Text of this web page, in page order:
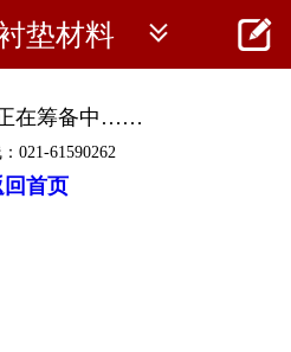
 首页
垫材料  
在筹备中……
021-61590262
回首页